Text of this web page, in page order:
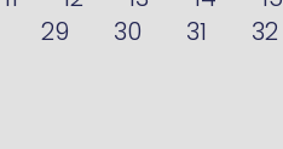
29 30 31 32